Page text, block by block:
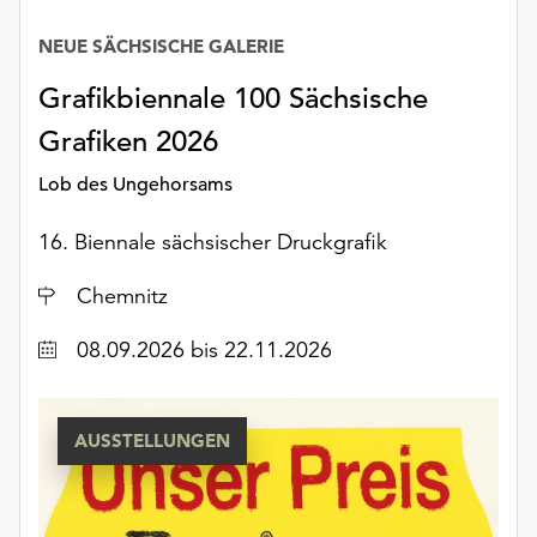
Datenschutzerklärung
dem
Impressum
Grafikbiennale 100 Sächsische
Grafiken 2026
Lob des Ungehorsams
NEUE SÄCHSISCHE GALERIE
16. Biennale sächsischer Druckgrafik
Ort
Chemnitz
Datum08.09.2026 bis 22.11.2026
AUSSTELLUNGEN